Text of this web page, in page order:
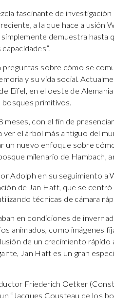
fascinante de
a la que hace alusión
demuestra hasta
sobre cómo se
y su vida social.
Eifel, en el oeste de
bosques primitivos.
con el fin de
ver el árbol más antiguo del
un nuevo enfoque sobre
milenario de Hambach,
Adolph en su seguimiento a
de Jan Haft, que se centró
técnicas de cámara
en condiciones de
animados, como imágenes
de un crecimiento rápido
Jan Haft es un gran
Friederich Oetker
“Jacques Cousteau de los